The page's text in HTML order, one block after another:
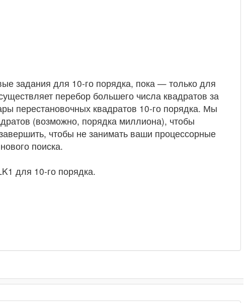
задания для 10-го порядка, пока — только для
перебор большего числа квадратов за
перестановочных квадратов 10-го порядка. Мы
(возможно, порядка миллиона), чтобы
чтобы не занимать ваши процессорные
поиска.
для 10-го порядка.